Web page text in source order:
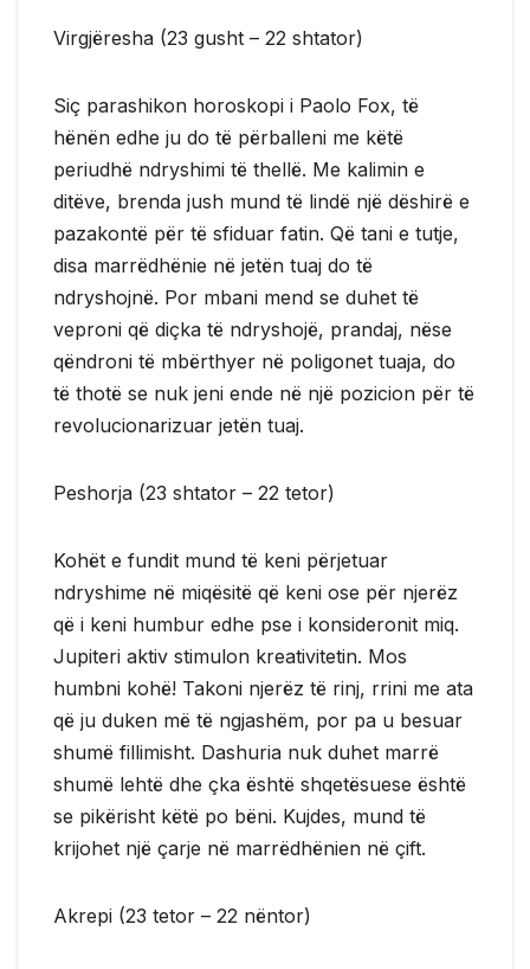
Virgjëresha (23 gusht – 22 shtator)
Siç parashikon horoskopi i Paolo Fox, të
hënën edhe ju do të përballeni me këtë
periudhë ndryshimi të thellë. Me kalimin e
ditëve, brenda jush mund të lindë një dëshirë e
pazakontë për të sfiduar fatin. Që tani e tutje,
disa marrëdhënie në jetën tuaj do të
ndryshojnë. Por mbani mend se duhet të
veproni që diçka të ndryshojë, prandaj, nëse
qëndroni të mbërthyer në poligonet tuaja, do
të thotë se nuk jeni ende në një pozicion për të
revolucionarizuar jetën tuaj.
Peshorja (23 shtator – 22 tetor)
Kohët e fundit mund të keni përjetuar
ndryshime në miqësitë që keni ose për njerëz
që i keni humbur edhe pse i konsideronit miq.
Jupiteri aktiv stimulon kreativitetin. Mos
humbni kohë! Takoni njerëz të rinj, rrini me ata
që ju duken më të ngjashëm, por pa u besuar
shumë fillimisht. Dashuria nuk duhet marrë
shumë lehtë dhe çka është shqetësuese është
se pikërisht këtë po bëni. Kujdes, mund të
krijohet një çarje në marrëdhënien në çift.
Akrepi (23 tetor – 22 nëntor)